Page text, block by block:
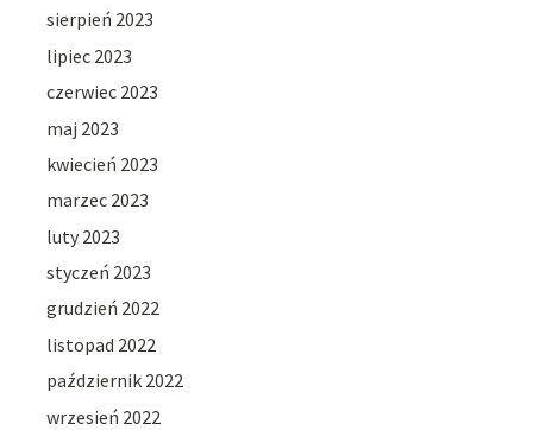
sierpień 2023
lipiec 2023
czerwiec 2023
maj 2023
kwiecień 2023
marzec 2023
luty 2023
styczeń 2023
grudzień 2022
listopad 2022
październik 2022
wrzesień 2022